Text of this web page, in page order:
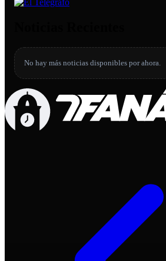
No hay más noticias disponibles por ahora.